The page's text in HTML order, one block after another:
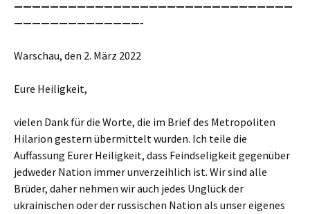
———————————————————————————————
——————————————-
Warschau, den 2. März 2022
Eure Heiligkeit,
vielen Dank für die Worte, die im Brief des Metropoliten
Hilarion gestern übermittelt wurden. Ich teile die
Auffassung Eurer Heiligkeit, dass Feindseligkeit gegenüber
jedweder Nation immer unverzeihlich ist. Wir sind alle
Brüder, daher nehmen wir auch jedes Unglück der
ukrainischen oder der russischen Nation als unser eigenes